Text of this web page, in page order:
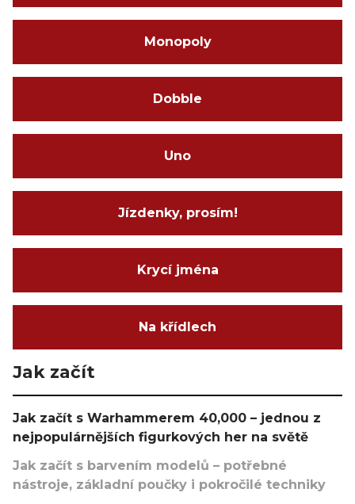
Monopoly
Dobble
Uno
Jízdenky, prosím!
Krycí jména
Na křídlech
Jak začít
Jak začít s Warhammerem 40,000 – jednou z
nejpopulárnějších figurkových her na světě
Jak začít s barvením modelů – potřebné
nástroje, základní poučky i pokročilé techniky